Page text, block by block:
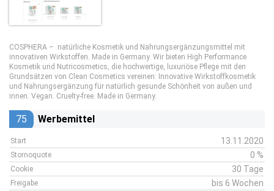
COSPHERA – natürliche Kosmetik und Nahrungsergänzungsmittel mit
innovativen Wirkstoffen. Made in Germany. Wir bieten High Performance
Kosmetik und Nutricosmetics, die hochwertige, luxuriöse Pflege mit den
Grundsätzen von Clean Cosmetics vereinen: Innovative Wirkstoffkosmetik
und Nahrungsergänzung für natürlich gesunde Schönheit von außen und
innen. Vegan. Cruelty-free. Made in Germany.
75 Werbemittel
Start 13.11.2020
Stornoquote 0 %
Cookie 30 Tage
Freigabe bis 6 Wochen